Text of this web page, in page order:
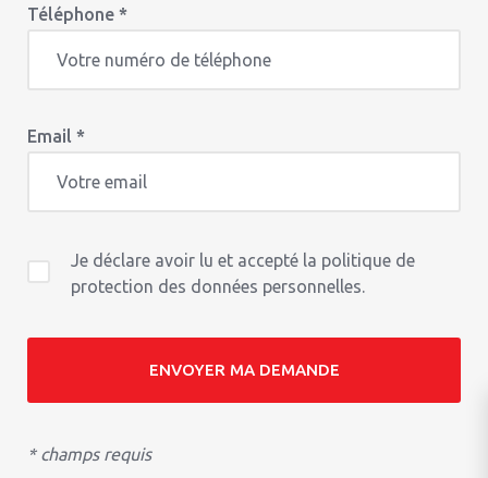
Téléphone *
Email *
Je déclare avoir lu et accepté la politique de
protection des données personnelles.
ENVOYER MA DEMANDE
* champs requis